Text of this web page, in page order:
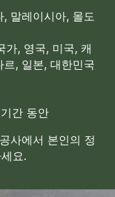
말레이시아, 몰도
가, 영국, 미국, 캐
, 일본, 대한민국
간 동안
사에서 본인의 정
요.